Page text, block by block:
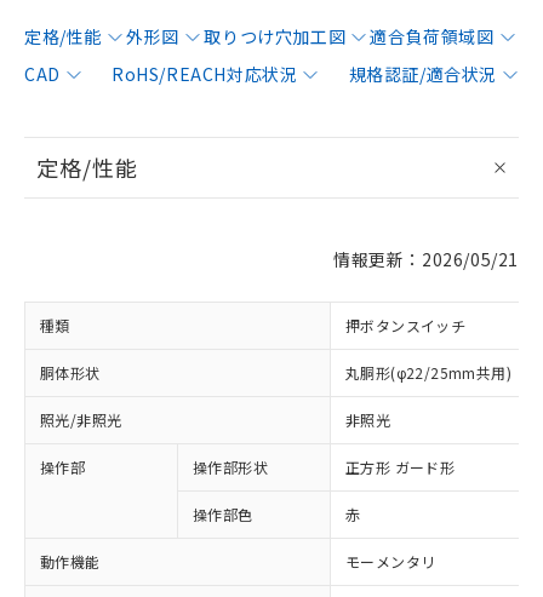
定格/性能 外形図 取りつけ穴加工図
適合負荷領域図
CAD
RoHS/REACH対応状況 規格認証/適合状況
定格/性能
情報更新：2026/05/21
種類 押ボタンスイッチ
胴体形状 丸胴形(φ22/25mm共用)
照光/非照光 非照光
操作部 操作部形状 正方形 ガード形
操作部色 赤
動作機能 モーメンタリ